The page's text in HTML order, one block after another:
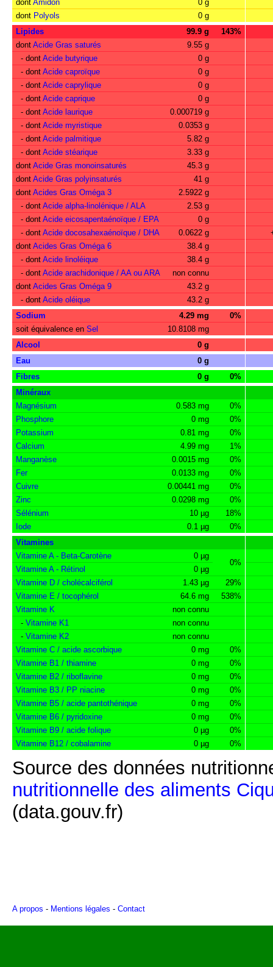
dont Amidon
0 g
dont Polyols
0 g
Lipides
99.9 g
143%
dont Acide Gras saturés
9.55 g
- dont Acide butyrique
0 g
- dont Acide caproïque
0 g
- dont Acide caprylique
0 g
- dont Acide caprique
0 g
- dont Acide laurique
0.000719 g
- dont Acide myristique
0.0353 g
- dont Acide palmitique
5.82 g
- dont Acide stéarique
3.33 g
dont Acide Gras monoinsaturés
45.3 g
dont Acide Gras polyinsaturés
41 g
dont Acides Gras Oméga 3
2.5922 g
- dont Acide alpha-linolénique / ALA
2.53 g
- dont Acide eicosapentaénoïque / EPA
0 g
- dont Acide docosahexaénoïque / DHA 0.0622 g
dont Acides Gras Oméga 6
38.4 g
- dont Acide linoléique
38.4 g
- dont Acide arachidonique / AA ou ARA
non connu
dont Acides Gras Oméga 9
43.2 g
- dont Acide oléique
43.2 g
Sodium
4.29 mg
0%
soit équivalence en Sel
10.8108 mg
Alcool
0 g
Eau
0 g
Fibres
0 g
0%
Minéraux
Magnésium
0.583 mg
0%
Phosphore
0 mg
0%
Potassium
0.81 mg
0%
Calcium
4.99 mg
1%
Manganèse
0.0015 mg
0%
Fer
0.0133 mg
0%
Cuivre
0.00441 mg
0%
Zinc
0.0298 mg
0%
Sélénium
10 µg
18%
Iode
0.1 µg
0%
Vitamines
Vitamine A - Beta-Carotène
0 µg
0%
Vitamine A - Rétinol
0 µg
Vitamine D / cholécalciférol
1.43 µg
29%
Vitamine E / tocophérol
64.6 mg
538%
Vitamine K
non connu
- Vitamine K1
non connu
- Vitamine K2
non connu
Vitamine C / acide ascorbique
0 mg
0%
Vitamine B1 / thiamine
0 mg
0%
Vitamine B2 / riboflavine
0 mg
0%
Vitamine B3 / PP niacine
0 mg
0%
Vitamine B5 / acide pantothénique
0 mg
0%
Vitamine B6 / pyridoxine
0 mg
0%
Vitamine B9 / acide folique
0 µg
0%
Vitamine B12 / cobalamine
0 µg 0%
Source des données
nutritionnelle des aliments
(data.gouv.fr)
A propos - Mentions légales - Contact